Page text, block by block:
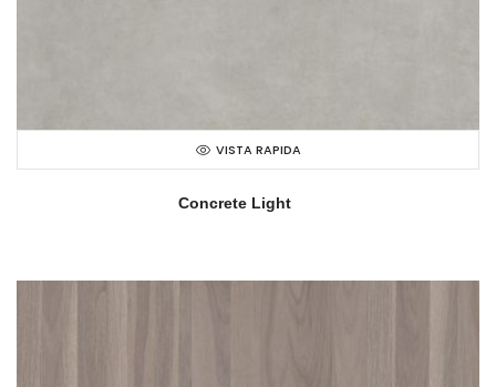
VISTA RAPIDA
Concrete Light